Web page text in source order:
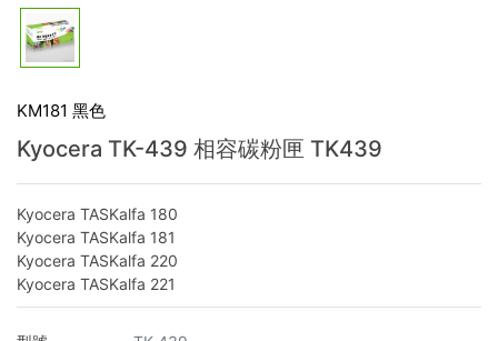
KM181 黑色
Kyocera TK-439 相容碳粉匣 TK439
Kyocera TASKalfa 180
Kyocera TASKalfa 181
Kyocera TASKalfa 220
Kyocera TASKalfa 221